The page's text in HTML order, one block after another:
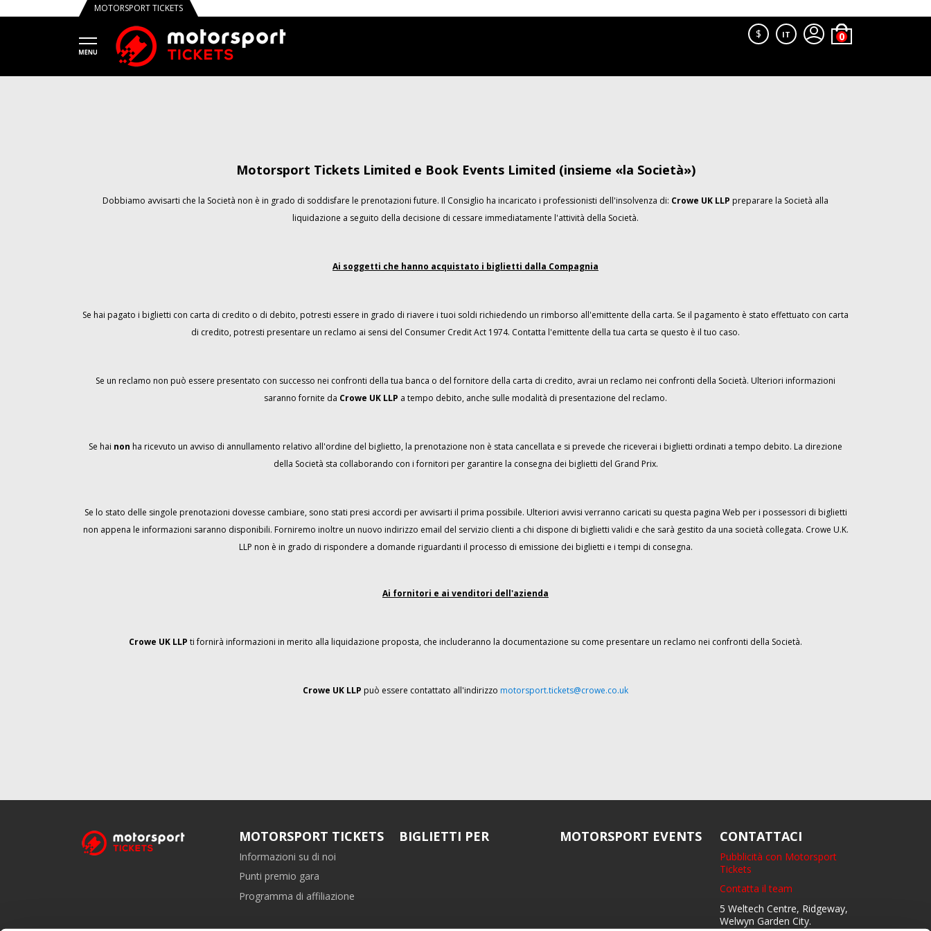
MOTORSPORT TICKETS
$ IT
Motorsport Tickets Limited e Book Events Limited (insieme «la Società»)
Dobbiamo avvisarti che la Società non è in grado di soddisfare le prenotazioni future. Il Consiglio ha incaricato i professionisti dell'insolvenza di: Crowe UK LLP preparare la Società alla
liquidazione a seguito della decisione di cessare immediatamente l'attività della Società.
Ai soggetti che hanno acquistato i biglietti dalla Compagnia
Se hai pagato i biglietti con carta di credito o di debito, potresti essere in grado di riavere i tuoi soldi richiedendo un rimborso all'emittente della carta. Se il pagamento è stato effettuato con carta
di credito, potresti presentare un reclamo ai sensi del Consumer Credit Act 1974. Contatta l'emittente della tua carta se questo è il tuo caso.
Se un reclamo non può essere presentato con successo nei confronti della tua banca o del fornitore della carta di credito, avrai un reclamo nei confronti della Società. Ulteriori informazioni
saranno fornite da Crowe UK LLP a tempo debito, anche sulle modalità di presentazione del reclamo.
Se hai non ha ricevuto un avviso di annullamento relativo all'ordine del biglietto, la prenotazione non è stata cancellata e si prevede che riceverai i biglietti ordinati a tempo debito. La direzione
della Società sta collaborando con i fornitori per garantire la consegna dei biglietti del Grand Prix.
Se lo stato delle singole prenotazioni dovesse cambiare, sono stati presi accordi per avvisarti il prima possibile. Ulteriori avvisi verranno caricati su questa pagina Web per i possessori di biglietti
non appena le informazioni saranno disponibili. Forniremo inoltre un nuovo indirizzo email del servizio clienti a chi dispone di biglietti validi e che sarà gestito da una società collegata. Crowe U.K.
LLP non è in grado di rispondere a domande riguardanti il processo di emissione dei biglietti e i tempi di consegna.
Ai fornitori e ai venditori dell'azienda
Crowe UK LLP ti fornirà informazioni in merito alla liquidazione proposta, che includeranno la documentazione su come presentare un reclamo nei confronti della Società.
Crowe UK LLP può essere contattato all'indirizzo motorsport.tickets@crowe.co.uk
MOTORSPORT TICKETS
Informazioni su di noi
Punti premio gara
Programma di affiliazione
BIGLIETTI PER MOTORSPORT EVENTS CONTATTACI
Pubblicità con Motorsport
Tickets
Contatta il team
5 Weltech Centre, Ridgeway,
Welwyn Garden City.